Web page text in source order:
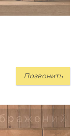
Позвонить